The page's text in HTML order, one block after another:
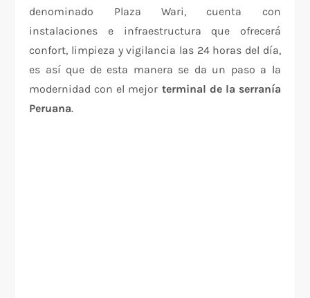
denominado Plaza Wari, cuenta con
instalaciones e infraestructura que ofrecerá
confort, limpieza y vigilancia las 24 horas del día,
es así que de esta manera se da un paso a la
modernidad con el mejor terminal de la serranía
Peruana.